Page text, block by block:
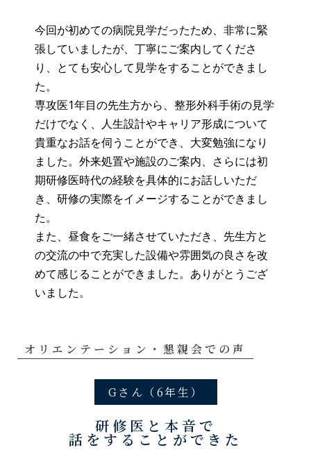
今回が初めての病院見学だったため、非常に緊
張していましたが、丁寧にご案内してくださ
り、とても安心して見学をすることができまし
た。
専攻医1年目の先生方から、整形外科手術の見学
だけでなく、人生設計やキャリア形成について
貴重なお話を伺うことができ、大変勉強になり
ました。外来処置や施設のご案内、さらには初
期研修医時代の経験を具体的にお話しいただ
き、研修の実際をイメージすることができまし
た。
また、昼食をご一緒させていただき、先生方と
の交流の中で充実した設備や雰囲気の良さを改
めて感じることができました。ありがとうござ
いました。
オリエンテーション・懇親会での声
Gさん（6年生）
研修医と本音で
話をすることができた